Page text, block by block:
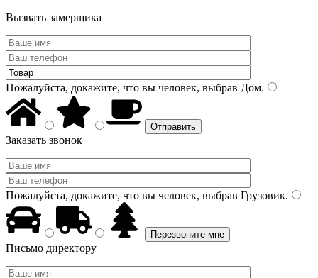
Вызвать замерщика
Пожалуйста, докажите, что вы человек, выбрав Дом.
Заказать звонок
Пожалуйста, докажите, что вы человек, выбрав Грузовик.
Письмо директору